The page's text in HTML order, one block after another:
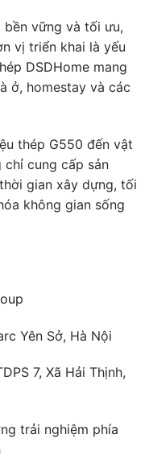
vững và tối ưu,
vị triển khai là yếu
DSDHome mang
ở, homestay và các
thép G550 đến vật
chỉ cung cấp sản
gian xây dựng, tối
không gian sống
Yên Sở, Hà Nội
7, Xã Hải Thịnh,
trải nghiệm phía